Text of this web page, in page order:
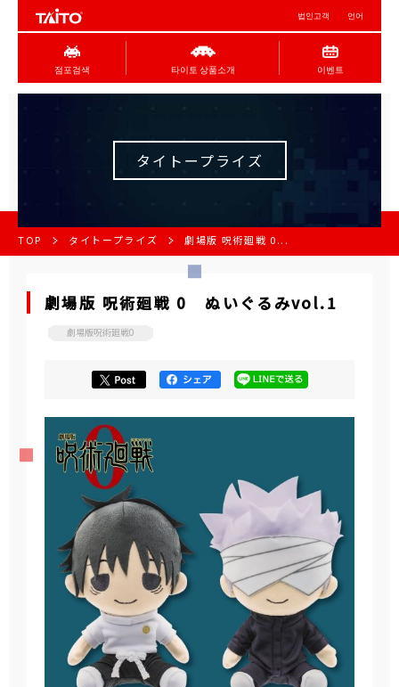
법인고객 언어
점포검색 타이토 상품소개 이벤트
タイトープライズ
TOP タイトープライズ 劇場版 呪術廻戦 0...
劇場版 呪術廻戦 0 ぬいぐるみvol.1
劇場版呪術廻戦0